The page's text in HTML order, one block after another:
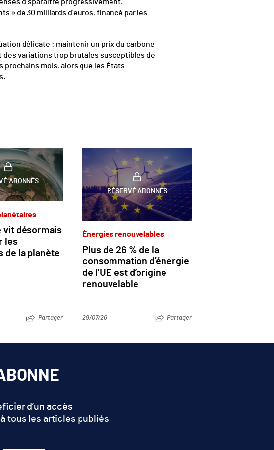
disparaître progressivement.
» de 30 milliards d’euros, financé par les
délicate : maintenir un prix du carbone
variations trop brutales susceptibles de
prochains mois, alors que les États
ABONNÉS
vit désormais
les
de la planète
Partager
RÉSERVÉ ABONNÉS
Énergies renouvelables
Plus de 26 % de la
consommation d’énergie
de l’UE est d’origine
renouvelable
29/07/26 Partager
d’un accès
tous les articles publiés